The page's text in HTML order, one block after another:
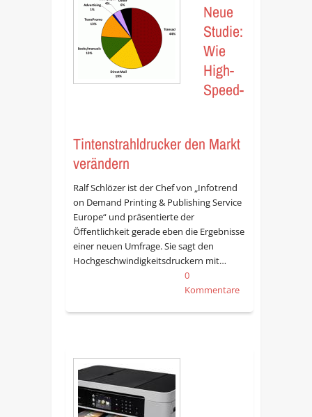
Neue
Studie:
Wie
High-
Speed-
Tintenstrahldrucker den Markt
verändern
Ralf Schlözer ist der Chef von „Infotrend
on Demand Printing & Publishing Service
Europe“ und präsentierte der
Öffentlichkeit gerade eben die Ergebnisse
einer neuen Umfrage. Sie sagt den
Hochgeschwindigkeitsdruckern mit…
0
Kommentare